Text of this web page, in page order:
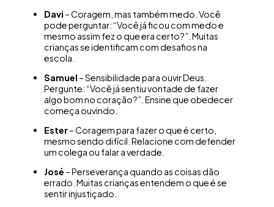
Davi – Coragem, mas também medo. Você
pode perguntar: “Você já ficou com medo e
mesmo assim fez o que era certo?”. Muitas
crianças se identificam com desafios na
escola.
Samuel – Sensibilidade para ouvir Deus.
Pergunte: “Você já sentiu vontade de fazer
algo bom no coração?”. Ensine que obedecer
começa ouvindo.
Ester– Coragem para fazer o que é certo,
mesmo sendo difícil. Relacione com defender
um colega ou falar a verdade.
José – Perseverança quando as coisas dão
errado. Muitas crianças entendem o que é se
sentir injustiçado.